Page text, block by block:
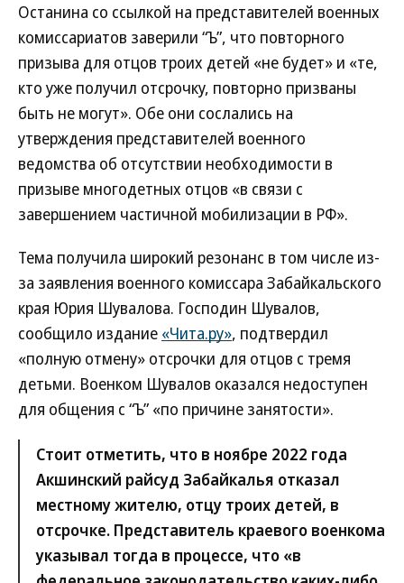
Останина со ссылкой на представителей военных
комиссариатов заверили “Ъ”, что повторного
призыва для отцов троих детей «не будет» и «те,
кто уже получил отсрочку, повторно призваны
быть не могут». Обе они сослались на
утверждения представителей военного
ведомства об отсутствии необходимости в
призыве многодетных отцов «в связи с
завершением частичной мобилизации в РФ».
Тема получила широкий резонанс в том числе из-
за заявления военного комиссара Забайкальского
края Юрия Шувалова. Господин Шувалов,
сообщило издание «Чита.ру», подтвердил
«полную отмену» отсрочки для отцов с тремя
детьми. Военком Шувалов оказался недоступен
для общения с “Ъ” «по причине занятости».
Стоит отметить, что в ноябре 2022 года
Акшинский райсуд Забайкалья отказал
местному жителю, отцу троих детей, в
отсрочке. Представитель краевого военкома
указывал тогда в процессе, что «в